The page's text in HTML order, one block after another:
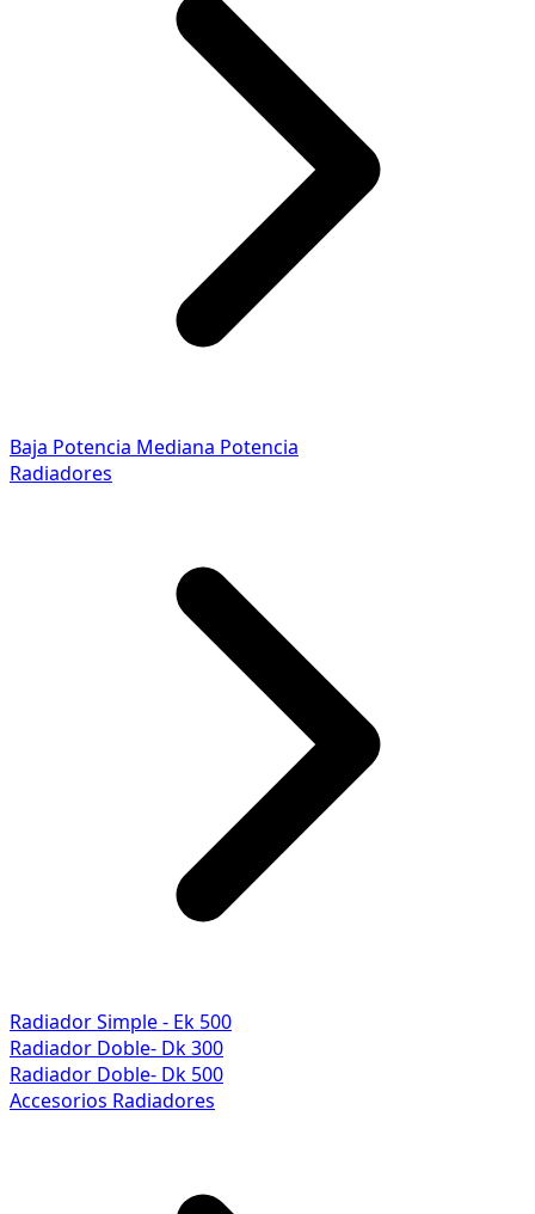
Baja Potencia Mediana Potencia
Radiadores
Radiador Simple - Ek 500
Radiador Doble- Dk 300
Radiador Doble- Dk 500
Accesorios Radiadores